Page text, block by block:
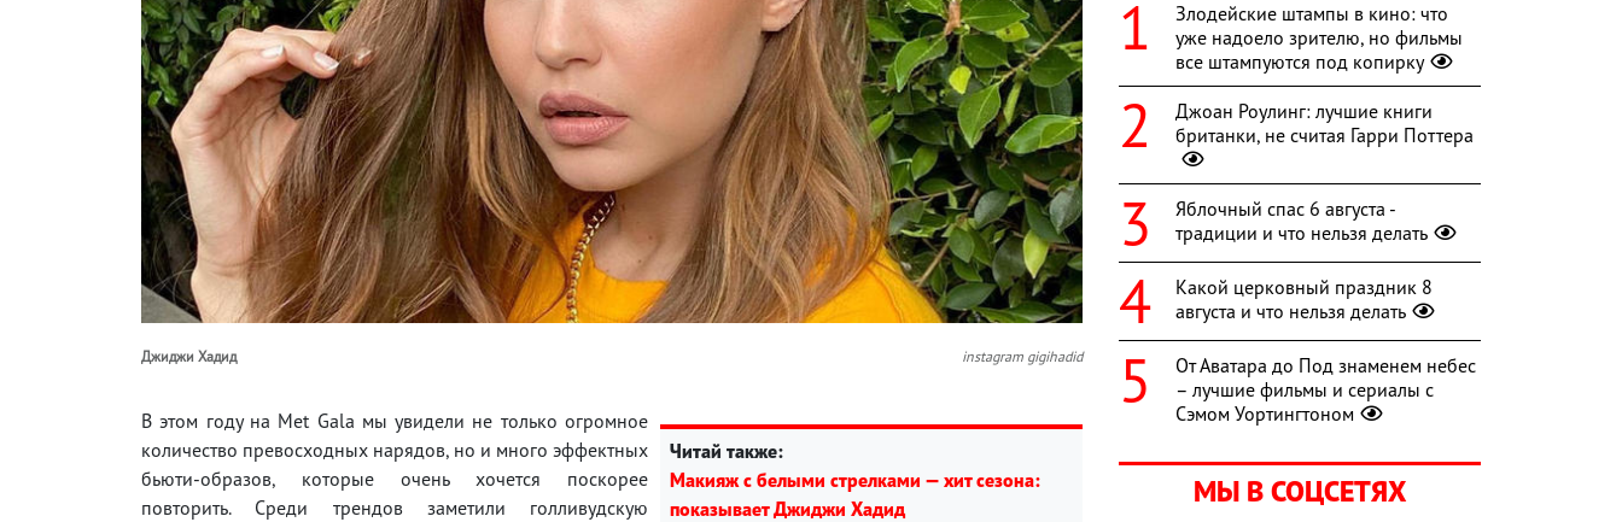
Джиджи Хадид instagram gigihadid
Читай также:
Макияж с белыми стрелками — хит сезона:
показывает Джиджи Хадид
В этом году на Met Gala мы увидели не только огромное
количество превосходных нарядов, но и много эффектных
бьюти-образов, которые очень хочется поскорее
повторить. Среди трендов заметили голливудскую
Злодейские штампы в кино: что
уже надоело зрителю, но фильмы
все штампуются под копирку
Джоан Роулинг: лучшие книги
британки, не считая Гарри Поттера
Яблочный спас 6 августа -
традиции и что нельзя делать
Какой церковный праздник 8
августа и что нельзя делать
От Аватара до Под знаменем небес
– лучшие фильмы и сериалы с
Сэмом Уортингтоном
МЫ В СОЦСЕТЯХ